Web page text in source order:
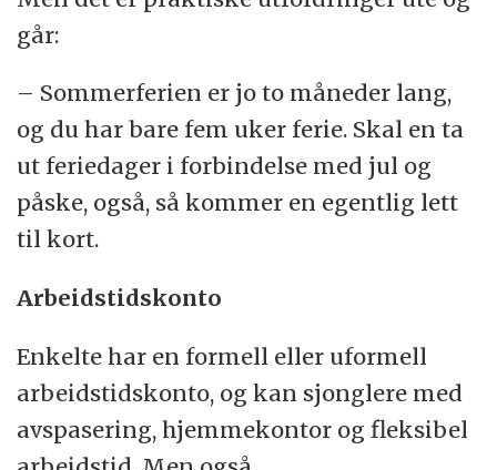
går:
– Sommerferien er jo to måneder lang,
og du har bare fem uker ferie. Skal en ta
ut feriedager i forbindelse med jul og
påske, også, så kommer en egentlig lett
til kort.
Arbeidstidskonto
Enkelte har en formell eller uformell
arbeidstidskonto, og kan sjonglere med
avspasering, hjemmekontor og fleksibel